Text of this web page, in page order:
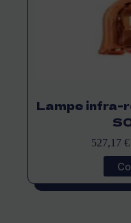
Lampe infra-
527,17€